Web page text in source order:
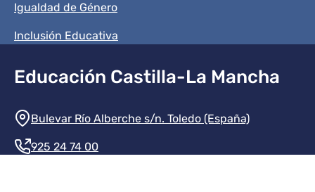
Igualdad de Género
Inclusión Educativa
Educación Castilla-La Mancha
Información de la institución
Bulevar Río Alberche s/n. Toledo (España)
925 24 74 00